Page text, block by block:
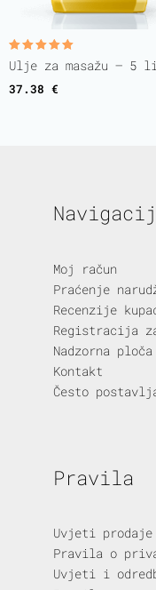
Rated
5.00
Ulje za masažu – 5
37.38 €
Moj račun
Praćenje
Recenzije
Registracija
Nadzorna
Kontakt
Često
Pravila
Uvjeti prodaje
Pravila o
Uvjeti i